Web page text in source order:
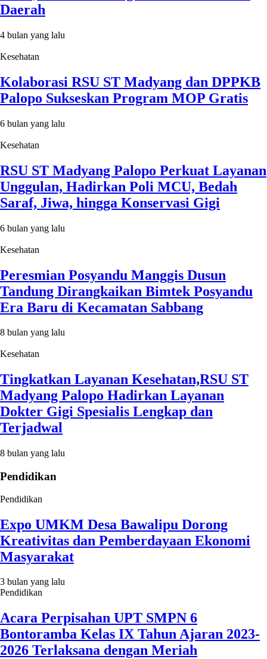
Daerah
4 bulan yang lalu
Kesehatan
Kolaborasi RSU ST Madyang dan DPPKB
Palopo Sukseskan Program MOP Gratis
6 bulan yang lalu
Kesehatan
RSU ST Madyang Palopo Perkuat Layanan
Unggulan, Hadirkan Poli MCU, Bedah
Saraf, Jiwa, hingga Konservasi Gigi
6 bulan yang lalu
Kesehatan
Peresmian Posyandu Manggis Dusun
Tandung Dirangkaikan Bimtek Posyandu
Era Baru di Kecamatan Sabbang
8 bulan yang lalu
Kesehatan
Tingkatkan Layanan Kesehatan,RSU ST
Madyang Palopo Hadirkan Layanan
Dokter Gigi Spesialis Lengkap dan
Terjadwal
8 bulan yang lalu
Pendidikan
Pendidikan
Expo UMKM Desa Bawalipu Dorong
Kreativitas dan Pemberdayaan Ekonomi
Masyarakat
3 bulan yang lalu
Pendidikan
Acara Perpisahan UPT SMPN 6
Bontoramba Kelas IX Tahun Ajaran 2023-
2026 Terlaksana dengan Meriah